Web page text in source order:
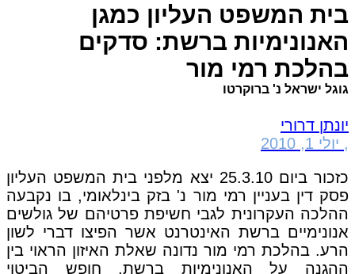
בית המשפט העליון כמגן
האנונימיות ברשת: סדקים
בהלכת רמי מור
גוגל ישראל נ' ברוקרטו
יונתן דרורי
, יולי 1, 2010
כזכור ביום 25.3.10 יצא מלפני בית המשפט העליון
פסק דין בעניין רמי מור נ' בזק בינלאומי, בו נקבעה
ההלכה העקרונית לגבי חשיפת פרטיהם של גולשים
אנונימיים ברשת האינטרנט אשר הפיצו דברי לשון
הרע. בהלכת רמי מור נדונה שאלת האיזון הראוי בין
ההגנה על האנונימיות ברשת, חופש הביטוי